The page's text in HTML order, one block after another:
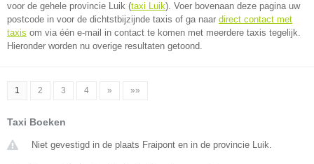
voor de gehele provincie Luik (taxi Luik). Voer bovenaan deze pagina uw
postcode in voor de dichtstbijzijnde taxis of ga naar direct contact met
taxis om via één e-mail in contact te komen met meerdere taxis tegelijk.
Hieronder worden nu overige resultaten getoond.
1 2 3 4 » »»
Taxi Boeken
Niet gevestigd in de plaats Fraipont en in de provincie Luik.